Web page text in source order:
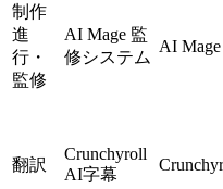
制作
進
行・
監修
AI Mage 監
修システム
AI Mage
翻訳
Crunchyroll
AI字幕